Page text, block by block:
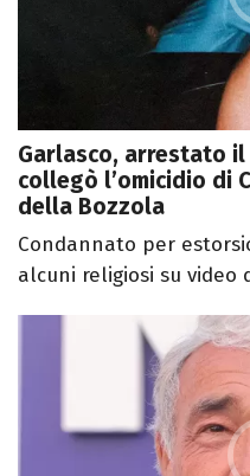
Garlasco, arrestato
collegò l’omicidio di
della Bozzola
Condannato per
alcuni religiosi su video